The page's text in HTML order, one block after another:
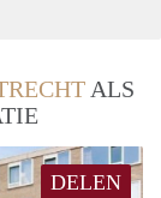
ALS
DELEN